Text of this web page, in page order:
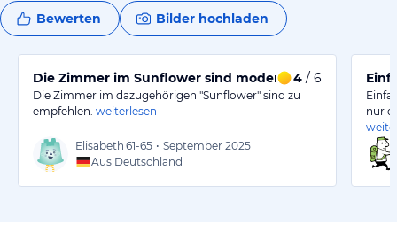
Bewerten Bilder hochladen
Die Zimmer im Sunflower sind modern und
4 / 6
Die Zimmer im dazugehörigen "Sunflower" sind zu
empfehlen. weiterlesen
Elisabeth 61-65 • September 2025
Aus Deutschland
nur